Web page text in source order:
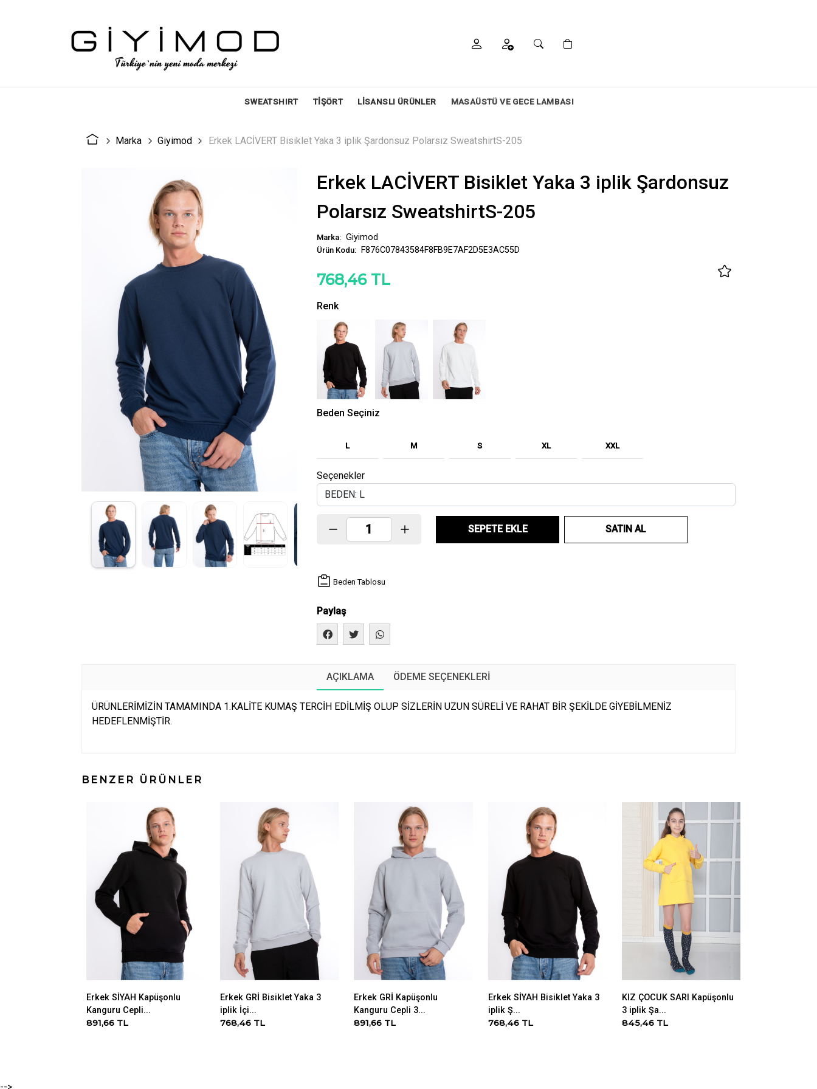
SWEATSHIRT TİŞÖRT LİSANSLI ÜRÜNLER MASAÜSTÜ VE GECE LAMBASI
Marka Giyimod Erkek LACİVERT Bisiklet Yaka 3 iplik Şardonsuz Polarsız SweatshirtS-205
Erkek LACİVERT Bisiklet Yaka 3 iplik Şardonsuz
Polarsız SweatshirtS-205
Marka: Giyimod
Ürün Kodu: F876C07843584F8FB9E7AF2D5E3AC55D
768,46 TL
Renk
Beden Seçiniz
L M S XL XXL
Seçenekler
SEPETE EKLE SATIN AL
Beden Tablosu
Paylaş
AÇIKLAMA ÖDEME SEÇENEKLERI
ÜRÜNLERİMİZİN TAMAMINDA 1.KALİTE KUMAŞ TERCİH EDİLMİŞ OLUP SİZLERİN UZUN SÜRELİ VE RAHAT BİR ŞEKİLDE GİYEBİLMENİZ
HEDEFLENMİŞTİR.
BENZER ÜRÜNLER
Erkek SİYAH Kapüşonlu
Kanguru Cepli...
891,66 TL
Erkek GRİ Bisiklet Yaka 3
iplik İçi...
768,46 TL
Erkek GRİ Kapüşonlu
Kanguru Cepli 3...
891,66 TL
Erkek SİYAH Bisiklet Yaka 3
iplik Ş...
768,46 TL
KIZ ÇOCUK SARI Kapüşonlu
3 iplik Şa...
845,46 TL